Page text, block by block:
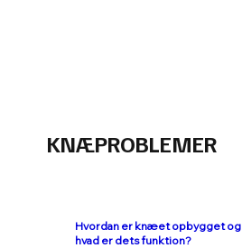
KNÆPROBLEMER
Hvordan er knæet opbygget og
hvad er dets funktion?